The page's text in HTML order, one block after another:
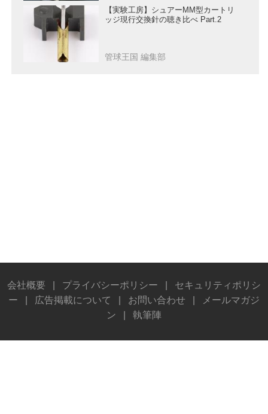
【実験工房】シュアーMM型カートリ
ッジ現行交換針の聴き比べ Part.2
管球王国 編集部
会社概要 プライバシーポリシー
セキュリティポリシ
ー
広告掲載について お問い合わせ
メールマガジ
ン
執筆陣